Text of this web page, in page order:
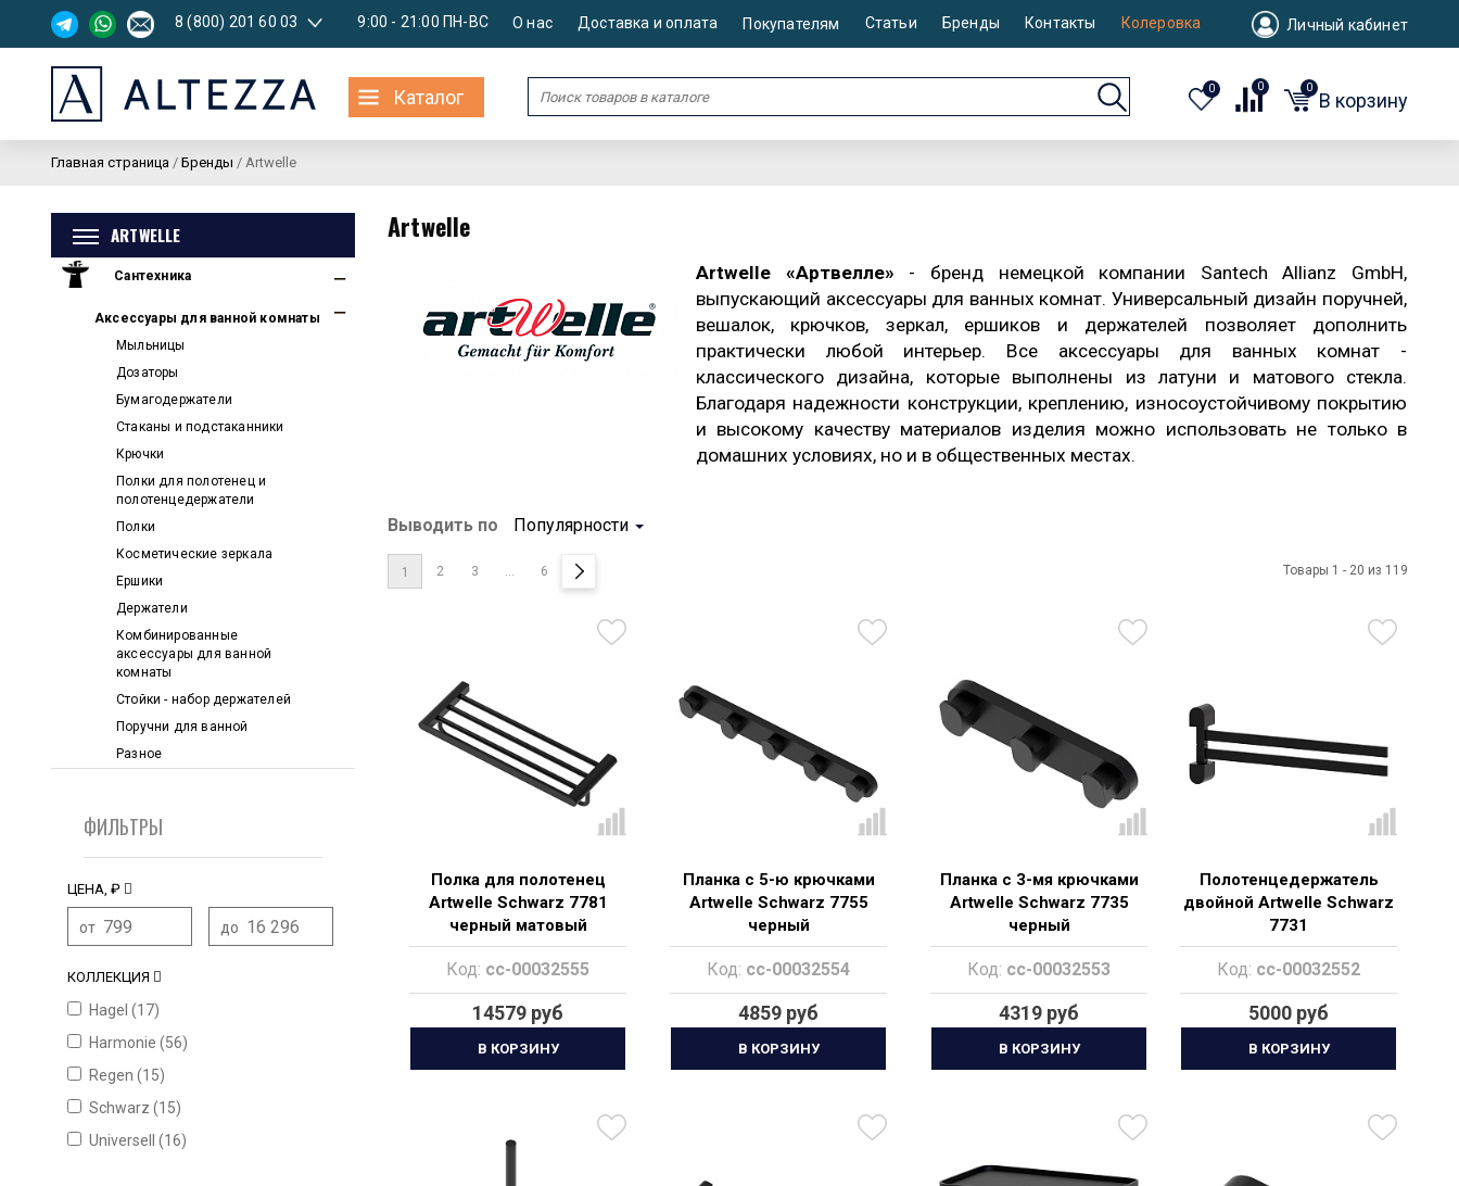
8 (800) 201 60 03 9:00 - 21:00 ПН-ВС О нас Доставка и оплата Покупателям Статьи Бренды Контакты Колеровка Личный кабинет
Каталог 0 0 0
В корзину
Главная страница / Бренды / Artwelle
ARTWELLE
Сантехника
Аксессуары для ванной комнаты
Мыльницы
Дозаторы
Бумагодержатели
Стаканы и подстаканники
Крючки
Полки для полотенец и
полотенцедержатели
Полки
Косметические зеркала
Ершики
Держатели
Комбинированные
аксессуары для ванной
комнаты
Стойки - набор держателей
Поручни для ванной
Разное
ФИЛЬТРЫ
ЦЕНА, ₽
от до
КОЛЛЕКЦИЯ
Hagel (17)
Harmonie (56)
Regen (15)
Schwarz (15)
Universell (16)
Artwelle
Artwelle «Артвелле» - бренд немецкой компании Santech Allianz GmbH,
выпускающий аксессуары для ванных комнат. Универсальный дизайн поручней,
вешалок, крючков, зеркал, ершиков и держателей позволяет дополнить
практически любой интерьер. Все аксессуары для ванных комнат -
классического дизайна, которые выполнены из латуни и матового стекла.
Благодаря надежности конструкции, креплению, износоустойчивому покрытию
и высокому качеству материалов изделия можно использовать не только в
домашних условиях, но и в общественных местах.
Выводить по Популярности
Товары 1 - 20 из 119
1 2 3 ... 6
Полка для полотенец
Artwelle Schwarz 7781
черный матовый
Код: cc-00032555
14579 руб
В КОРЗИНУ
Планка с 5-ю крючками
Artwelle Schwarz 7755
черный
Код: cc-00032554
4859 руб
В КОРЗИНУ
Планка с 3-мя крючками
Artwelle Schwarz 7735
черный
Код: cc-00032553
4319 руб
В КОРЗИНУ
Полотенцедержатель
двойной Artwelle Schwarz
7731
Код: cc-00032552
5000 руб
В КОРЗИНУ